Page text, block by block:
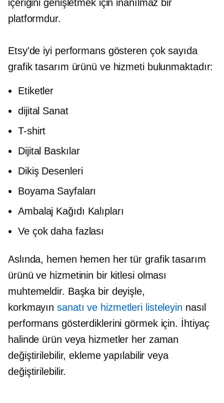
içeriğini genişletmek için inanılmaz bir
platformdur.
Etsy'de iyi performans gösteren çok sayıda
grafik tasarım ürünü ve hizmeti bulunmaktadır:
Etiketler
dijital Sanat
T-shirt
Dijital Baskılar
Dikiş Desenleri
Boyama Sayfaları
Ambalaj Kağıdı Kalıpları
Ve çok daha fazlası
Aslında, hemen hemen her tür grafik tasarım
ürünü ve hizmetinin bir kitlesi olması
muhtemeldir. Başka bir deyişle,
korkmayınsanatı ve hizmetleri listeleyin nasıl
performans gösterdiklerini görmek için. İhtiyaç
halinde ürün veya hizmetler her zaman
değiştirilebilir, ekleme yapılabilir veya
değiştirilebilir.